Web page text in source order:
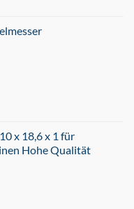
x 18,6 x 1 für
Hohe Qualität